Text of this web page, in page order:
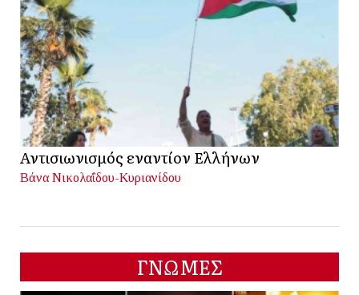
Αντισιωνισμός εναντίον Ελλήνων
Βάνα Νικολαΐδου-Κυριανίδου
ΓΝΩΜΕΣ